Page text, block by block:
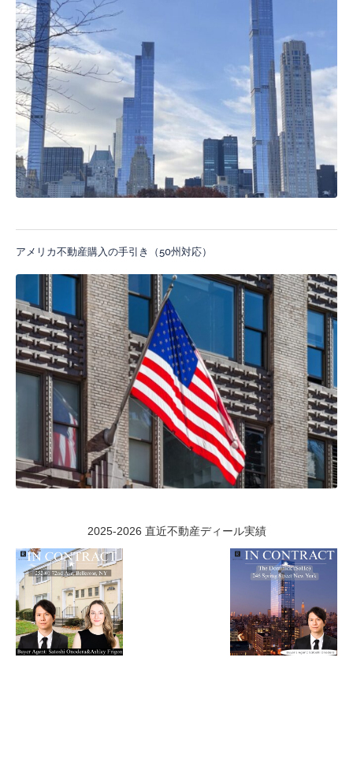
アメリカ不動産購入の手引き（50州対応）
2025-2026 直近不動産ディール実績